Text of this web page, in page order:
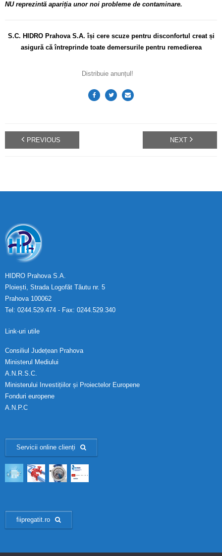
NU reprezintă apariția unor noi probleme de contaminare.
S.C. HIDRO Prahova S.A. își cere scuze pentru disconfortul creat și
asigură că întreprinde toate demersurile pentru remedierea
Distribuie anunțul!
PREVIOUS NEXT
HIDRO Prahova S.A.
Ploiești, Strada Logofăt Tăutu nr. 5
Prahova 100062
Tel: 0244.529.474 - Fax: 0244.529.340
Link-uri utile
Consiliul Județean Prahova
Ministerul Mediului
A.N.R.S.C.
Ministerului Investițiilor și Proiectelor Europene
Fonduri europene
A.N.P.C
Servicii online clienți
fiipregatit.ro